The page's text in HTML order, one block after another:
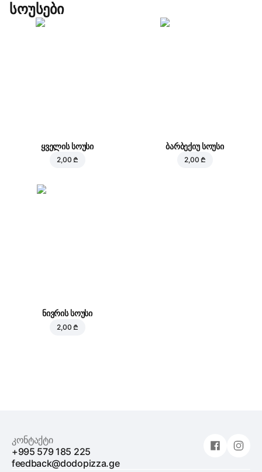
სოუსები
ყველის სოუსი
2,00 ₾
ბარბექიუ სოუსი
2,00 ₾
ნივრის სოუსი
2,00 ₾
კონტაქტი
+995 579 185 225
feedback@dodopizza.ge